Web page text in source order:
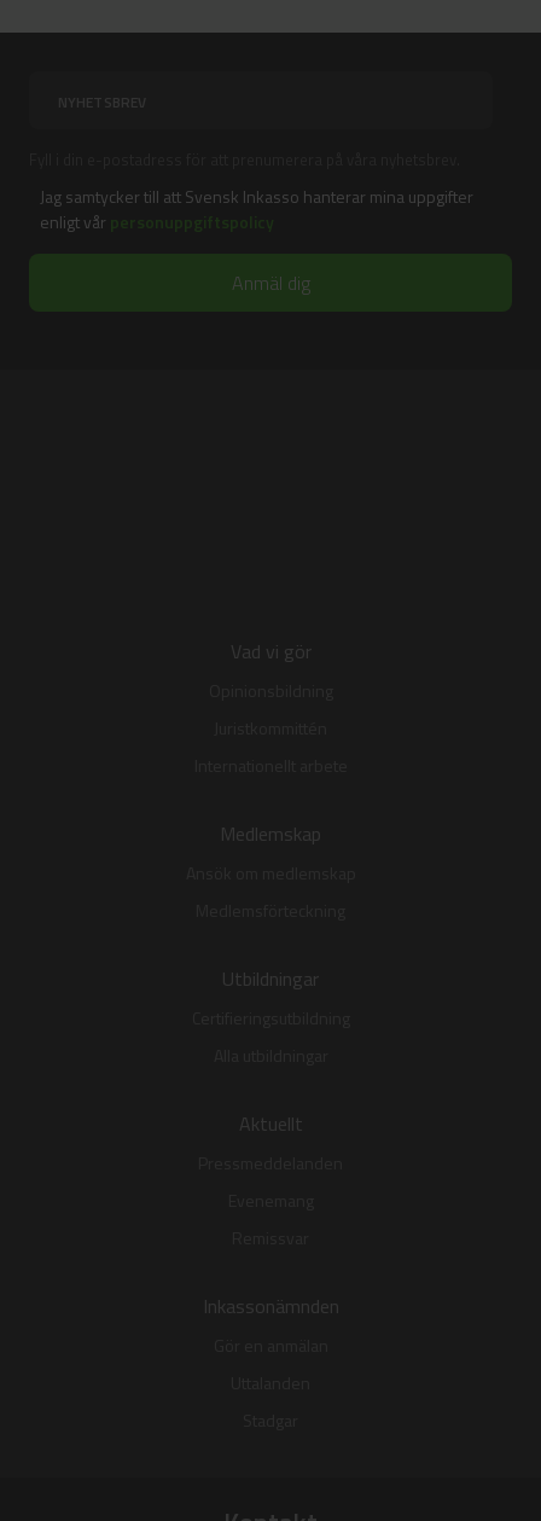
Jag samtycker till att Svensk Inkasso hanterar mina uppgifter
enligt vår personuppgiftspolicy
Vad vi gör
Medlemskap
Utbildningar
Aktuellt
Inkassonämnden